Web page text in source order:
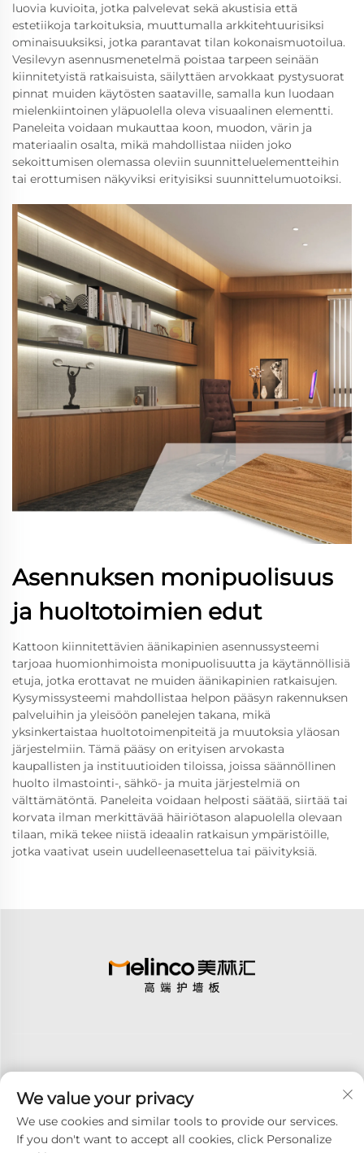
luovia kuvioita, jotka palvelevat sekä akustisia että
estetiikoja tarkoituksia, muuttumalla arkkitehtuurisiksi
ominaisuuksiksi, jotka parantavat tilan kokonaismuotoilua.
Vesilevyn asennusmenetelmä poistaa tarpeen seinään
kiinnitetyistä ratkaisuista, säilyttäen arvokkaat pystysuorat
pinnat muiden käytösten saataville, samalla kun luodaan
mielenkiintoinen yläpuolella oleva visuaalinen elementti.
Paneleita voidaan mukauttaa koon, muodon, värin ja
materiaalin osalta, mikä mahdollistaa niiden joko
sekoittumisen olemassa oleviin suunnitteluelementteihin
tai erottumisen näkyviksi erityisiksi suunnittelumuotoiksi.
Asennuksen monipuolisuus
ja huoltotoimien edut
Kattoon kiinnitettävien äänikapinien asennussysteemi
tarjoaa huomionhimoista monipuolisuutta ja käytännöllisiä
etuja, jotka erottavat ne muiden äänikapinien ratkaisujen.
Kysymissysteemi mahdollistaa helpon pääsyn rakennuksen
palveluihin ja yleisöön panelejen takana, mikä
yksinkertaistaa huoltotoimenpiteitä ja muutoksia yläosan
järjestelmiin. Tämä pääsy on erityisen arvokasta
kaupallisten ja instituutioiden tiloissa, joissa säännöllinen
huolto ilmastointi-, sähkö- ja muita järjestelmiä on
välttämätöntä. Paneleita voidaan helposti säätää, siirtää tai
korvata ilman merkittävää häiriötason alapuolella olevaan
tilaan, mikä tekee niistä ideaalin ratkaisun ympäristöille,
jotka vaativat usein uudelleenasettelua tai päivityksiä.
Tilaa
We value your privacy
We use cookies and similar tools to provide our services.
If you don't want to accept all cookies, click Personalize